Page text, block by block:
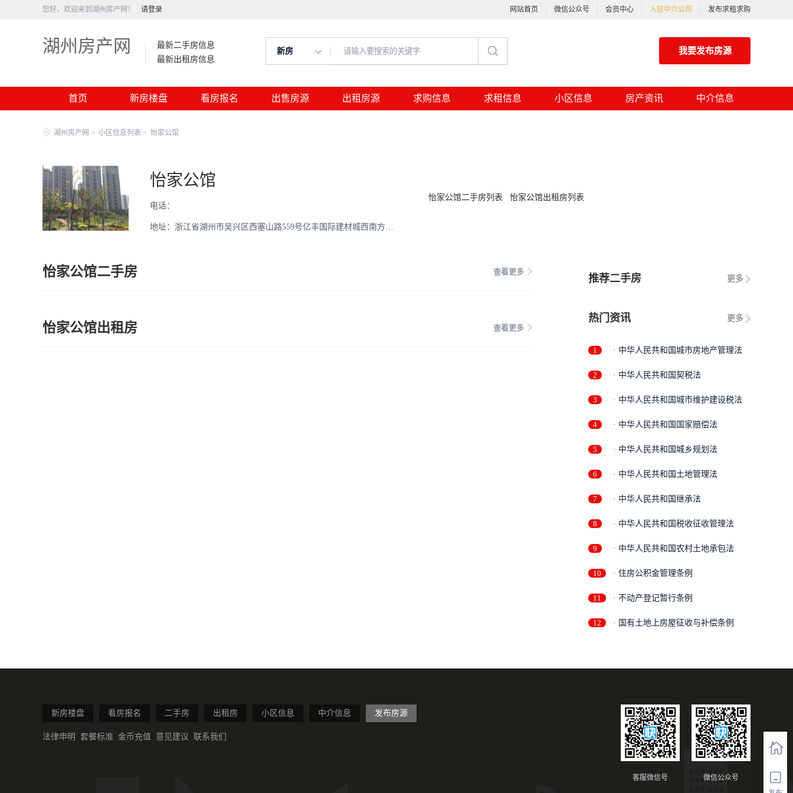
您好，欢迎来到湖州房产网！ 请登录 网站首页 微信公众号 会员中心 入驻中介公司 发布求租求购
湖州房产网
最新二手房信息
最新出租房信息
新房 我要发布房源
首页 新房楼盘 看房报名 出售房源 出租房源 求购信息 求租信息 小区信息 房产资讯 中介信息
湖州房产网 > 小区信息列表 > 怡家公馆
怡家公馆
电话：
地址：浙江省湖州市吴兴区西塞山路559号亿丰国际建材城西南方向130米
怡家公馆二手房列表 怡家公馆出租房列表
怡家公馆二手房 查看更多
怡家公馆出租房 查看更多
更多
推荐二手房
更多
热门资讯
1 · 中华人民共和国城市房地产管理法
2 · 中华人民共和国契税法
3 · 中华人民共和国城市维护建设税法
4 · 中华人民共和国国家赔偿法
5 · 中华人民共和国城乡规划法
6 · 中华人民共和国土地管理法
7 · 中华人民共和国继承法
8 · 中华人民共和国税收征收管理法
9 · 中华人民共和国农村土地承包法
10 · 住房公积金管理条例
11 · 不动产登记暂行条例
12 · 国有土地上房屋征收与补偿条例
新房楼盘 看房报名 二手房 出租房 小区信息 中介信息 发布房源
法律申明 套餐标准 金币充值 意见建议 联系我们
微信公众号
客服微信号